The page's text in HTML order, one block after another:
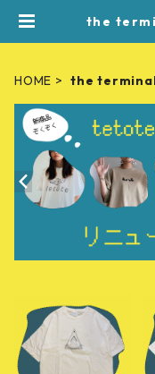
the
HOME the